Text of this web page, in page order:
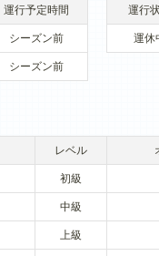
運行予定時間
シーズン前
シーズン前
運行
運休
レベル
初級
中級
上級